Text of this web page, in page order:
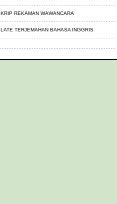
REKAMAN WAWANCARA
TERJEMAHAN BAHASA INGGRIS